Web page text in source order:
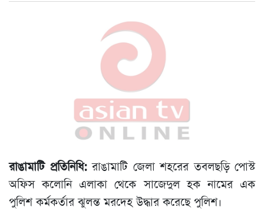
রাঙামাটি প্রতিনিধি:রাঙামাটি জেলা শহরের তবলছড়ি পোস্ট
অফিস কলোনি এলাকা থেকে সাজেদুল হক নামের এক
পুলিশ কর্মকর্তার ঝুলন্ত মরদেহ উদ্ধার করেছে পুলিশ।